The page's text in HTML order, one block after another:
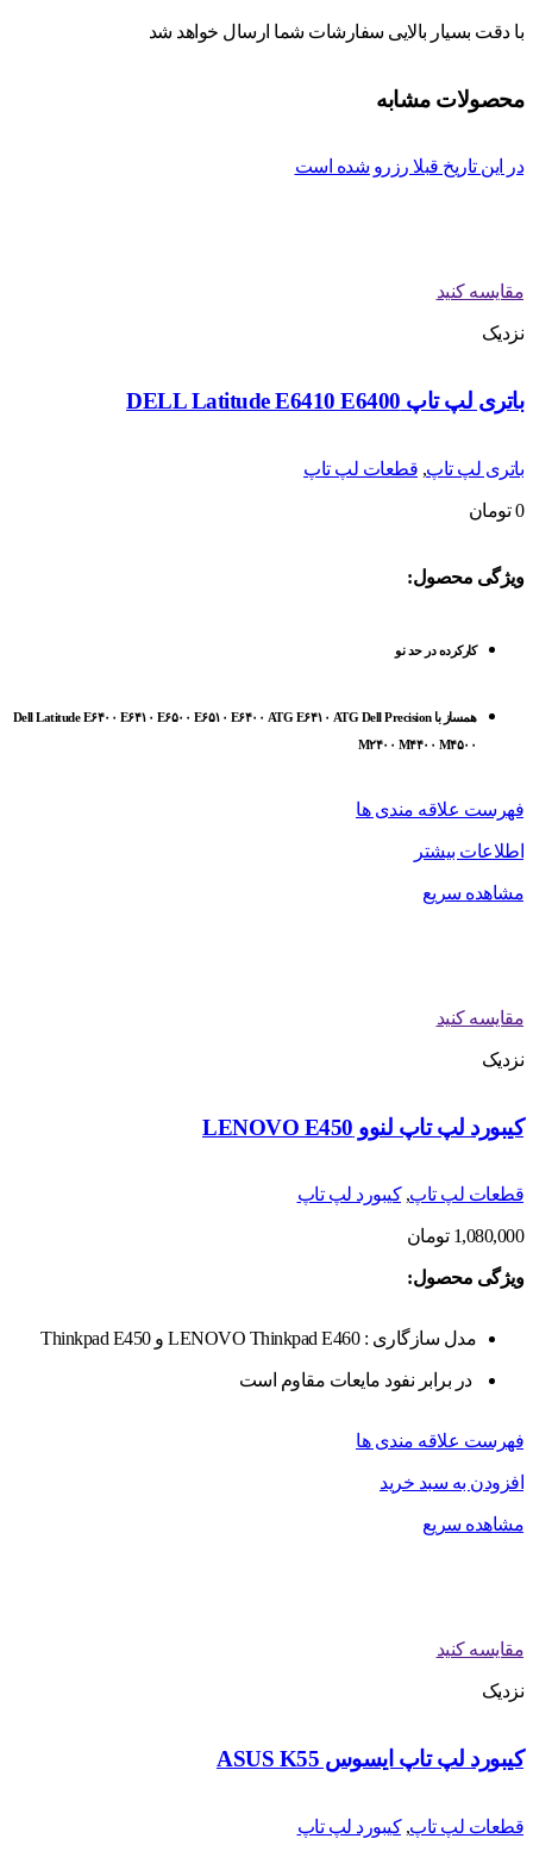
با دقت بسیار بالایی سفارشات شما ارسال خواهد شد
محصولات مشابه
در این تاریخ قبلا رزرو شده است
مقایسه کنید
نزدیک
باتری لپ تاپ DELL Latitude E6410 E6400
باتری لپ تاپ, قطعات لپ تاپ
0 تومان
ویژگی محصول:
کارکرده در حد نو
همساز با Dell Latitude E۶۴۰۰ E۶۴۱۰ E۶۵۰۰ E۶۵۱۰ E۶۴۰۰ ATG E۶۴۱۰ ATG Dell Precision
M۲۴۰۰ M۴۴۰۰ M۴۵۰۰
فهرست علاقه مندی ها
اطلاعات بیشتر
مشاهده سریع
مقایسه کنید
نزدیک
کیبورد لپ تاپ لنوو LENOVO E450
قطعات لپ تاپ,کیبورد لپ تاپ
1,080,000 تومان
ویژگی محصول:
مدل سازگاری : LENOVO Thinkpad E460 و Thinkpad E450
در برابر نفود مایعات مقاوم است
فهرست علاقه مندی ها
افزودن به سبد خرید
مشاهده سریع
مقایسه کنید
نزدیک
کیبورد لپ تاپ ایسوس ASUS K55
قطعات لپ تاپ,کیبورد لپ تاپ